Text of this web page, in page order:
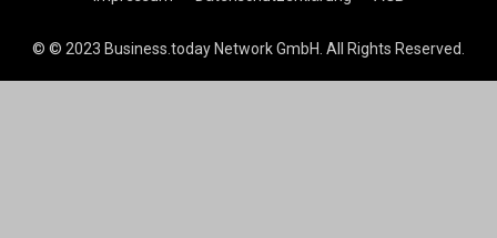
© © 2023 Business.today Network GmbH. All Rights Reserved.